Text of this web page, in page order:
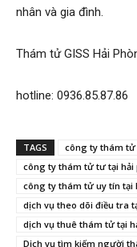
phòng,
nhân và gia đình.
Thám tử GISS Hải
hotline: 0936.85.87.86
TAGS
công ty thám
công ty thám tử tư tại hải
công ty thám tử uy tín tại
dịch vụ theo dõi điều tra
dịch vụ thuê thám tử tại
Dịch vụ tìm kiếm người